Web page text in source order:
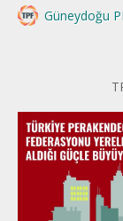
Güneydoğu
İstanbul
İpek Yolu
Kayseri
Karadeniz
Konya PERDER